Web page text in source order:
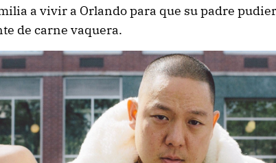
a vivir a Orlando para que su padre
de carne vaquera.